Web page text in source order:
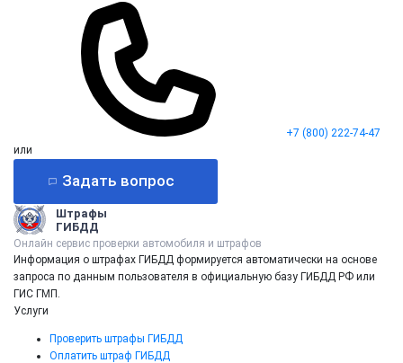
+7 (800) 222-74-47
или
Задать вопрос
Штрафы
ГИБДД
Онлайн сервис проверки автомобиля и штрафов
Информация о штрафах ГИБДД формируется автоматически на основе
запроса по данным пользователя в официальную базу ГИБДД РФ или
ГИС ГМП.
Услуги
Проверить штрафы ГИБДД
Оплатить штраф ГИБДД